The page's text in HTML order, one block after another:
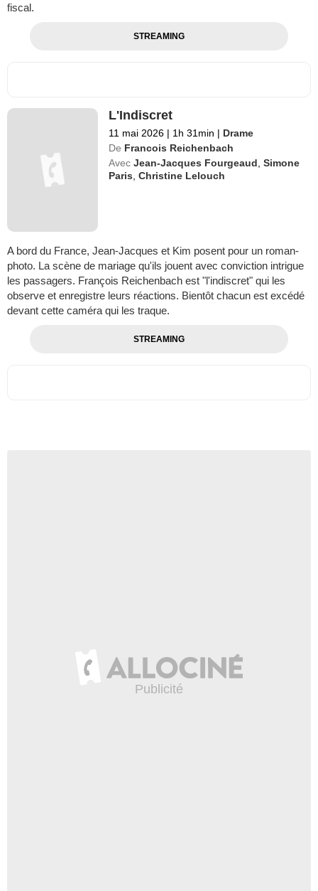
fiscal.
STREAMING
L'Indiscret
11 mai 2026 | 1h 31min | Drame
De Francois Reichenbach
Avec Jean-Jacques Fourgeaud ,Simone
Paris ,Christine Lelouch
A bord du France, Jean-Jacques et Kim posent pour un roman-
photo. La scène de mariage qu'ils jouent avec conviction intrigue
les passagers. François Reichenbach est "l'indiscret" qui les
observe et enregistre leurs réactions. Bientôt chacun est excédé
devant cette caméra qui les traque.
STREAMING